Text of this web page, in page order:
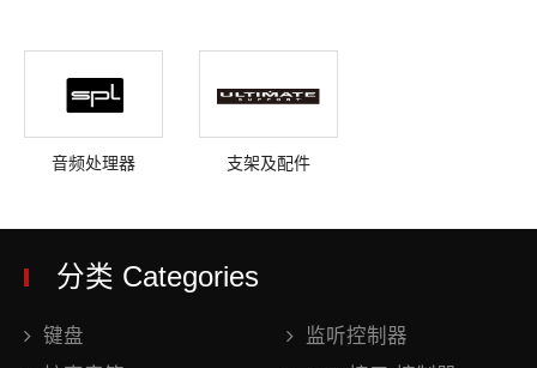
音频处理器 支架及配件
分类 Categories
键盘
监听控制器